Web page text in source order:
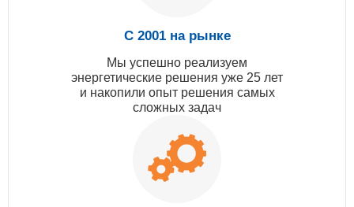
С 2001 на рынке
Мы успешно реализуем
энергетические решения уже 25 лет
и накопили опыт решения самых
сложных задач